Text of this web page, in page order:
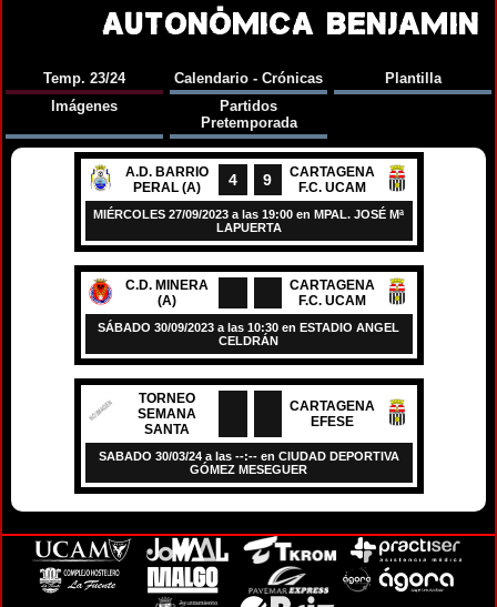
AUTONÓMICA BENJAMIN
Temp. 23/24 Calendario - Crónicas
Plantilla
Imágenes
Partidos
Pretemporada
A.D. BARRIO
PERAL (A)
4 9
CARTAGENA
F.C. UCAM
MIÉRCOLES 27/09/2023 a las 19:00 en MPAL. JOSÉ Mª
LAPUERTA
C.D. MINERA
(A)
CARTAGENA
F.C. UCAM
SÁBADO 30/09/2023 a las 10:30 en ESTADIO ANGEL
CELDRÁN
TORNEO
SEMANA
SANTA
CARTAGENA
EFESE
SABADO 30/03/24 a las --:-- en CIUDAD DEPORTIVA
GÓMEZ MESEGUER